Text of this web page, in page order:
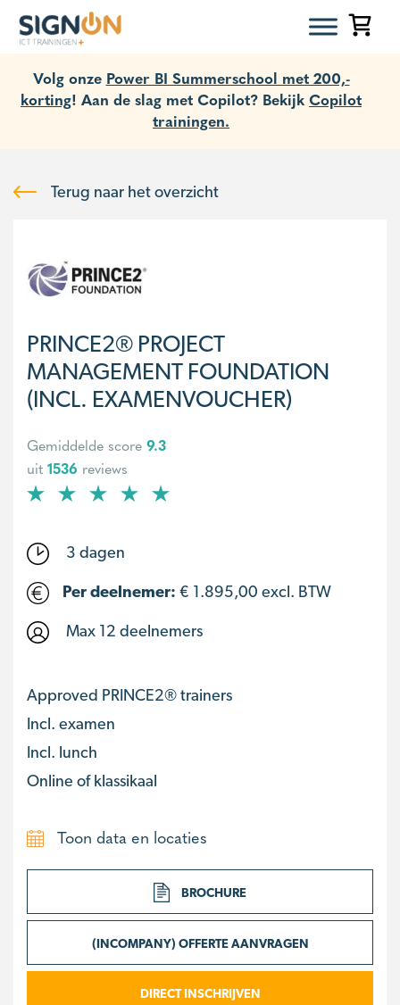
Volg onze Power BI Summerschool met 200,-
korting! Aan de slag met Copilot? Bekijk Copilot
trainingen.
Terug naar het overzicht
PRINCE2® PROJECT
MANAGEMENT FOUNDATION
(INCL. EXAMENVOUCHER)
Gemiddelde score 9.3
uit 1536 reviews
3 dagen
Per deelnemer: € 1.895,00 excl. BTW
Max 12 deelnemers
Approved PRINCE2® trainers
Incl. examen
Incl. lunch
Online of klassikaal
Toon data en locaties
BROCHURE
(INCOMPANY) OFFERTE AANVRAGEN
DIRECT INSCHRIJVEN